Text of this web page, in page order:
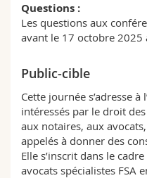
Sciences de
Chercheurs
Bibliothèques
MyUnifr
Questions :
Les questions aux
avant le 17 octobre 2025
Public-cible
Cette journée s’adresse
intéressés par le droit
aux notaires, aux
appelés à donner des
Elle s’inscrit dans le
avocats spécialistes FSA